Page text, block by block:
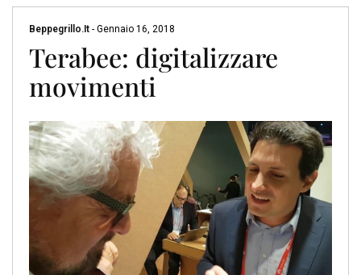
Beppegrillo.it - Gennaio 16, 2018
Terabee: digitalizzare
movimenti